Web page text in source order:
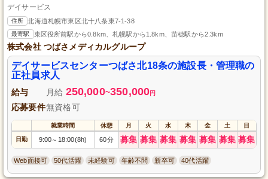
デイサービス
住所 北海道札幌市東区北十八条東7-1-38
最寄駅 東区役所前駅から0.8km、札幌駅から1.8km、苗穂駅から2.3km
株式会社 つばさメディカルグループ
デイサービスセンターつばさ北18条の施設長・管理職の
正社員求人
給与 月給 250,000~350,000円
応募要件無資格可
就業時間 休憩 月 火 水 木 金 土 日
日勤 9:00～ 18:00(8h) 60分 募集 募集 募集 募集 募集 募集 募集
Web面接可 50代活躍 未経験可 年齢不問 新卒可 40代活躍